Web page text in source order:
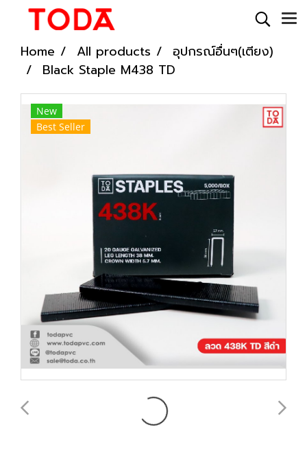
Home All products
อุปกรณ์อื่นๆ(เตียง)
Black Staple M438 TD
New
Best Seller